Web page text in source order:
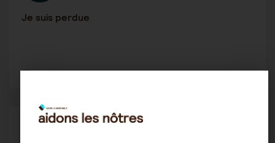
Je suis perdue
2 1340
Alzheimer